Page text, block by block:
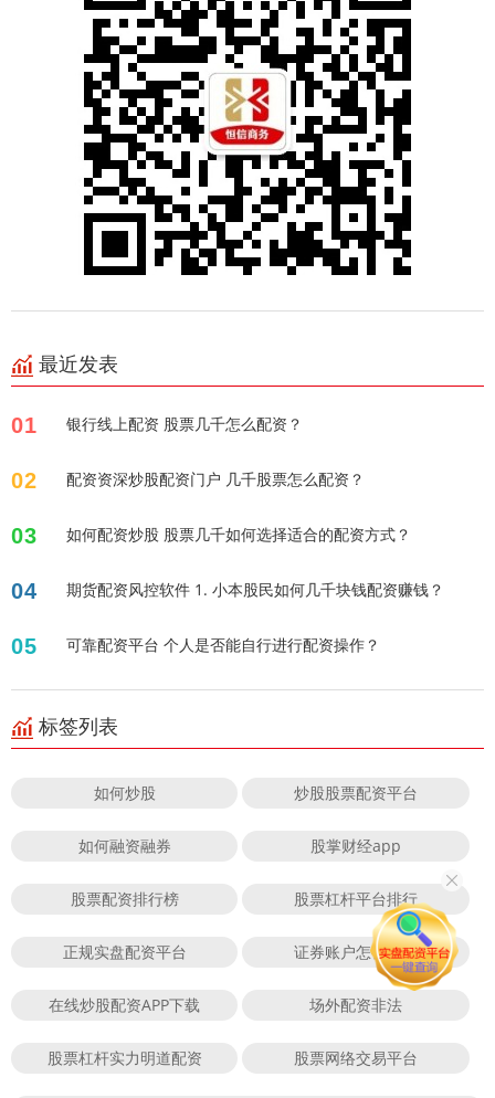
最近发表
01 银行线上配资 股票几千怎么配资？
02 配资资深炒股配资门户 几千股票怎么配资？
03 如何配资炒股 股票几千如何选择适合的配资方式？
04 期货配资风控软件 1. 小本股民如何几千块钱配资赚钱？
05 可靠配资平台 个人是否能自行进行配资操作？
标签列表
如何炒股 炒股股票配资平台
如何融资融券 股掌财经app
股票配资排行榜 股票杠杆平台排行
正规实盘配资平台 证券账户怎么配资
在线炒股配资APP下载 场外配资非法
股票杠杆实力明道配资 股票网络交易平台